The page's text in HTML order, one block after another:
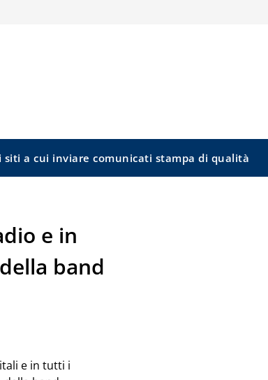
a cui inviare comunicati stampa di qualità
e in
band
e in tutti i